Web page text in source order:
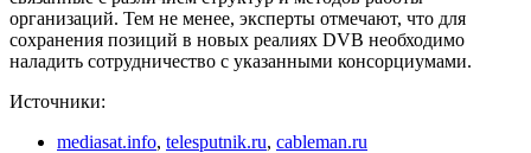
организаций. Тем не менее, эксперты отмечают, что для
сохранения позиций в новых реалиях DVB необходимо
наладить сотрудничество с указанными консорциумами.
Источники:
mediasat.info, telesputnik.ru, cableman.ru